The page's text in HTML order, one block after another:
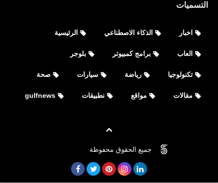
أفضل 10 ألعاب مجانية | Microsoft
Store
التسميات
اخبار الذكاء الاصطناعي الرئيسية
العاب برامج كمبيوتر بلوجر
تكنولوجيا رياضة سيارات صحة
مقالات مواقع نطبيقات gulfnews
جميع الحقوق محفوظة